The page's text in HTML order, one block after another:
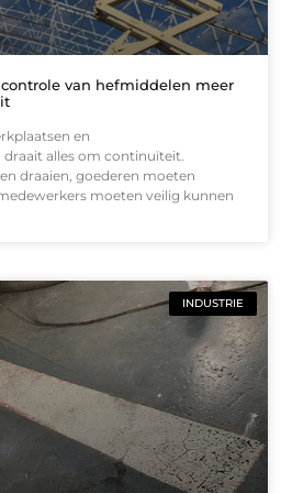
van hefmiddelen meer
en
alles om continuïteit.
draaien, goederen moeten
moeten veilig kunnen
INDUSTRIE